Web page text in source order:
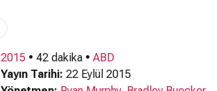
2015 • 42 dakika • ABD
Yayın Tarihi: 22 Eylül 2015